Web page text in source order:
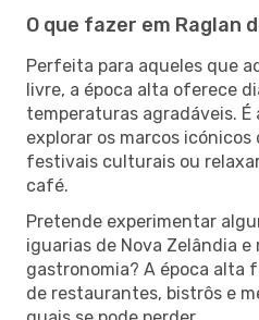
O que fazer em Raglan
Perfeita para aqueles que
livre, a época alta oferece
temperaturas agradáveis. É
explorar os marcos
festivais culturais ou
café.
Pretende experimentar
iguarias de Nova Zelândia
gastronomia? A época alta
de restaurantes, bistrôs e